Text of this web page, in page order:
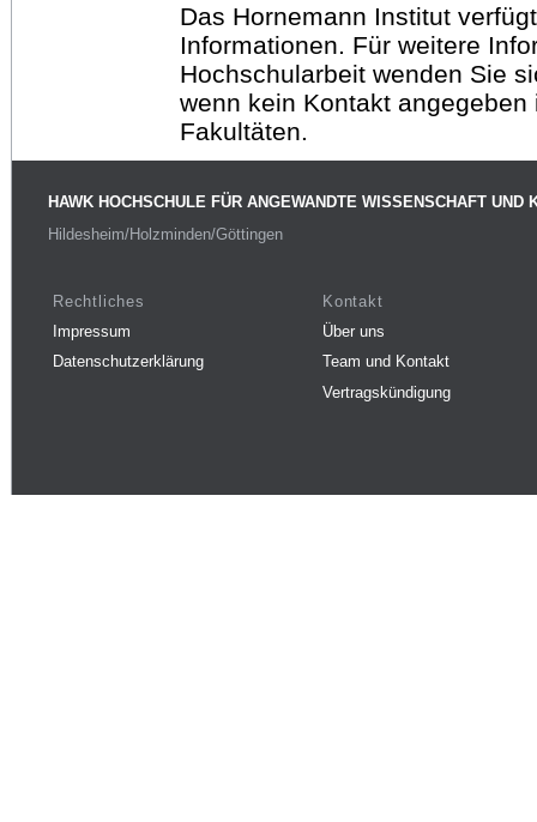
Das Hornemann Institut
Informationen. Für weitere
Hochschularbeit wenden Sie
wenn kein Kontakt
Fakultäten.
HAWK HOCHSCHULE FÜR ANGEWANDTE WISSENSCHAFT UND
Hildesheim/Holzminden/Göttingen
Rechtliches
Impressum
Datenschutzerklärung
Kontakt
Über uns
Team und Kontakt
Vertragskündigung